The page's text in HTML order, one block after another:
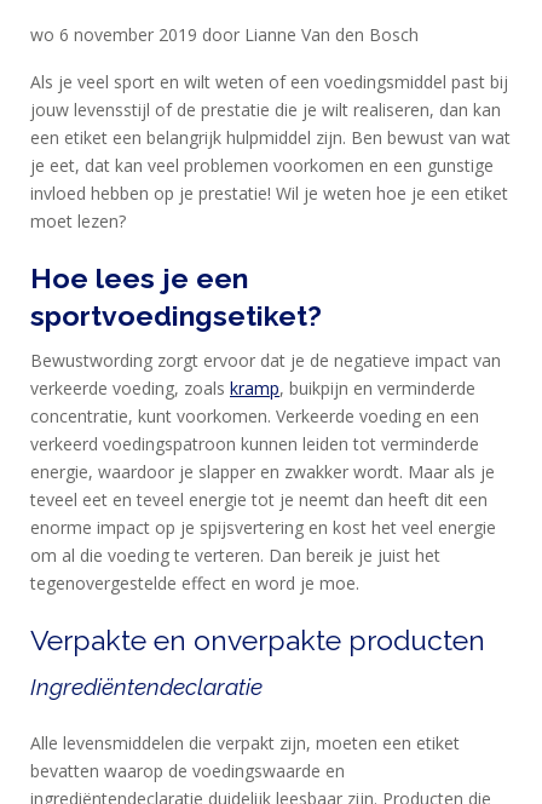
wo 6 november 2019 door Lianne Van den Bosch
Als je veel sport en wilt weten of een voedingsmiddel past bij
jouw levensstijl of de prestatie die je wilt realiseren, dan kan
een etiket een belangrijk hulpmiddel zijn. Ben bewust van wat
je eet, dat kan veel problemen voorkomen en een gunstige
invloed hebben op je prestatie! Wil je weten hoe je een etiket
moet lezen?
Hoe lees je een
sportvoedingsetiket?
Bewustwording zorgt ervoor dat je de negatieve impact van
verkeerde voeding, zoals kramp, buikpijn en verminderde
concentratie, kunt voorkomen. Verkeerde voeding en een
verkeerd voedingspatroon kunnen leiden tot verminderde
energie, waardoor je slapper en zwakker wordt. Maar als je
teveel eet en teveel energie tot je neemt dan heeft dit een
enorme impact op je spijsvertering en kost het veel energie
om al die voeding te verteren. Dan bereik je juist het
tegenovergestelde effect en word je moe.
Verpakte en onverpakte producten
Ingrediëntendeclaratie
Alle levensmiddelen die verpakt zijn, moeten een etiket
bevatten waarop de voedingswaarde en
ingrediëntendeclaratie duidelijk leesbaar zijn. Producten die
HOME
PRODUCTEN
SPORTVOEDING
EIWITTEN
HERSTEL
SPORT
EN
DIEET
MAXIM
TRAINING
CIRKEL
MAXIM
FEEDS
NANA
BLOG
KLANTENSERVICE